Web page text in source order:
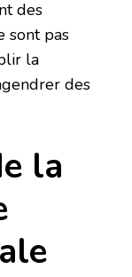
des
sont pas
la
des
la